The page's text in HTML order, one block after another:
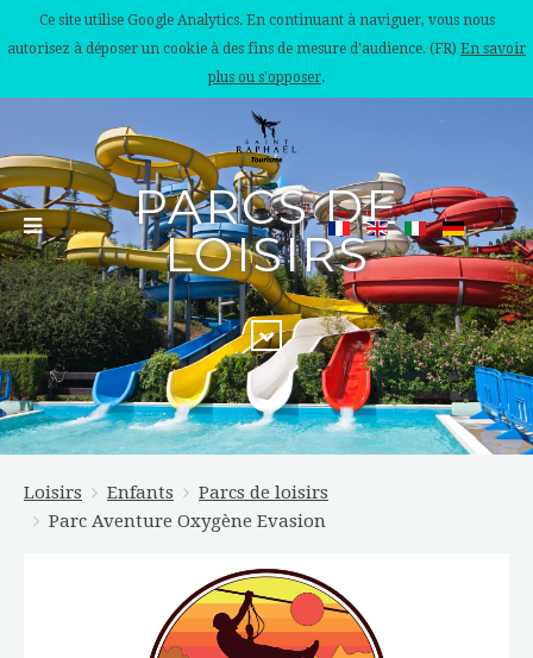
Ce site utilise Google Analytics. En continuant à naviguer, vous nous
autorisez à déposer un cookie à des fins de mesure d'audience. (FR) En savoir
plus ou s'opposer.
PARCS DE
LOISIRS
Loisirs Enfants
Parcs de loisirs
Parc Aventure Oxygène Evasion